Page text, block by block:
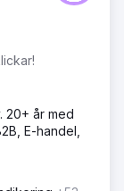
20+ år med
E-handel,